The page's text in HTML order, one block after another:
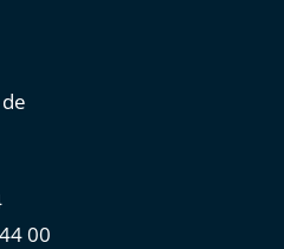
00